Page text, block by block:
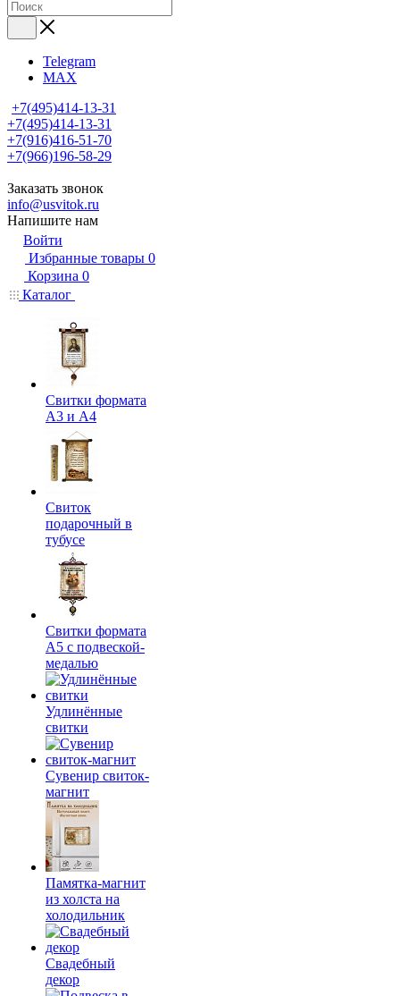
Telegram
MAX
+7(495)414-13-31
+7(495)414-13-31
+7(916)416-51-70
+7(966)196-58-29
Заказать звонок
info@usvitok.ru
Напишите нам
Войти
Избранные товары 0
Корзина 0
Каталог
Свитки формата
А3 и А4
Свиток
подарочный в
тубусе
Свитки формата
А5 с подвеской-
медалью
Удлинённые
свитки
Сувенир свиток-
магнит
Памятка-магнит
из холста на
холодильник
Свадебный
декор